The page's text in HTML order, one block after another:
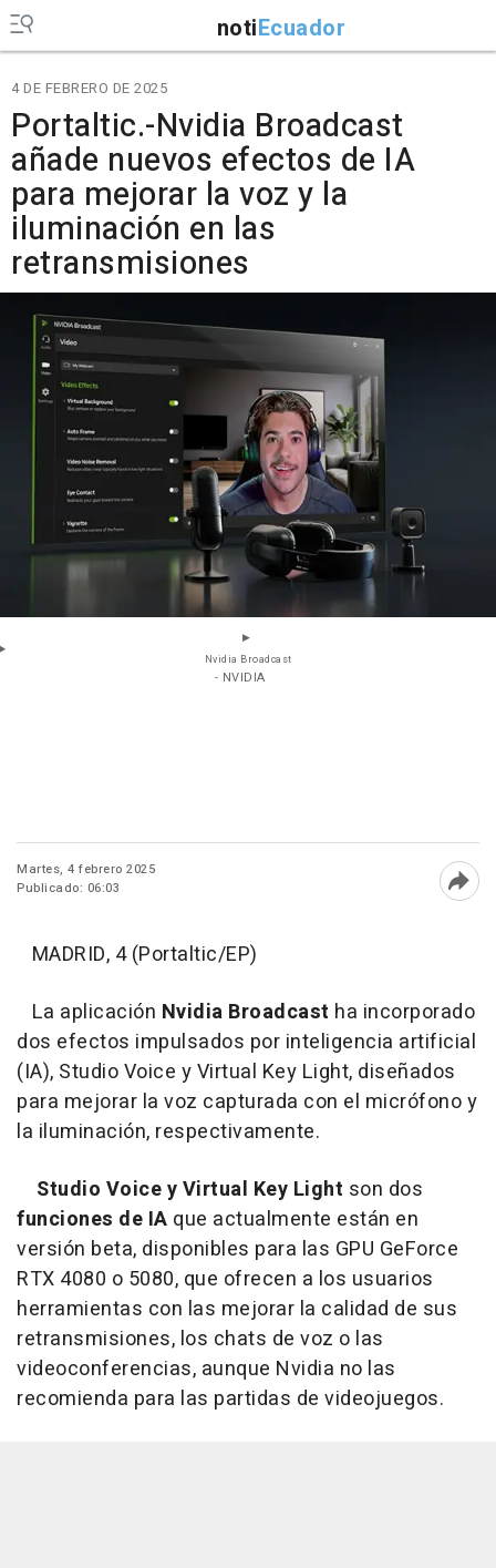
notiEcuador
4 DE FEBRERO DE 2025
Portaltic.-Nvidia Broadcast
añade nuevos efectos de IA
para mejorar la voz y la
iluminación en las
retransmisiones
Nvidia Broadcast
- NVIDIA
Martes, 4 febrero 2025
Publicado: 06:03
MADRID, 4 (Portaltic/EP)
La aplicación Nvidia Broadcast ha incorporado
dos efectos impulsados por inteligencia artificial
(IA), Studio Voice y Virtual Key Light, diseñados
para mejorar la voz capturada con el micrófono y
la iluminación, respectivamente.
Studio Voice y Virtual Key Light son dos
funciones de IA que actualmente están en
versión beta, disponibles para las GPU GeForce
RTX 4080 o 5080, que ofrecen a los usuarios
herramientas con las mejorar la calidad de sus
retransmisiones, los chats de voz o las
videoconferencias, aunque Nvidia no las
recomienda para las partidas de videojuegos.